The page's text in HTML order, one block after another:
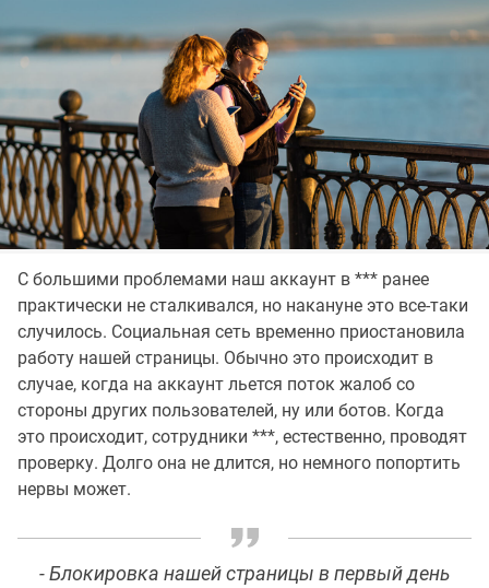
С большими проблемами наш аккаунт в *** ранее
практически не сталкивался, но накануне это все-таки
случилось. Социальная сеть временно приостановила
работу нашей страницы. Обычно это происходит в
случае, когда на аккаунт льется поток жалоб со
стороны других пользователей, ну или ботов. Когда
это происходит, сотрудники ***, естественно, проводят
проверку. Долго она не длится, но немного попортить
нервы может.
- Блокировка нашей страницы в первый день